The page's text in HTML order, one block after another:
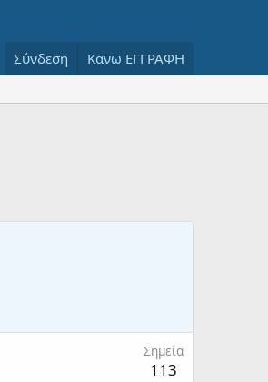
Σύνδεση Κανω ΕΓΓΡΑΦΗ
Σημεία
113